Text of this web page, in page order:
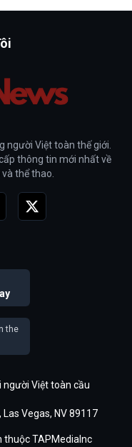
người Việt toàn thế giới.
thông tin mới nhất về
thể thao.
the
người Việt toàn cầu
Vegas, NV 89117
thuộc TAPMediaInc